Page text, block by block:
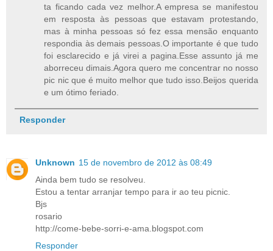
ta ficando cada vez melhor.A empresa se manifestou
em resposta às pessoas que estavam protestando,
mas à minha pessoas só fez essa mensão enquanto
respondia às demais pessoas.O importante é que tudo
foi esclarecido e já virei a pagina.Esse assunto já me
aborreceu dimais.Agora quero me concentrar no nosso
pic nic que é muito melhor que tudo isso.Beijos querida
e um ótimo feriado.
Responder
Unknown 15 de novembro de 2012 às 08:49
Ainda bem tudo se resolveu.
Estou a tentar arranjar tempo para ir ao teu picnic.
Bjs
rosario
http://come-bebe-sorri-e-ama.blogspot.com
Responder